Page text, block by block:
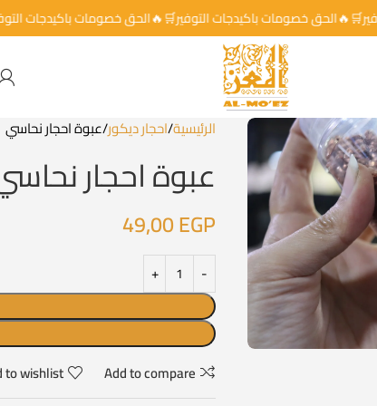
خصومات باكيدجات التوفير🛒🔥الحق خصومات
الرئيسية احجار ديكور عبوة احجار نحاسي
عبوة احجار
49,00EGP
Add to compare
to wishlist